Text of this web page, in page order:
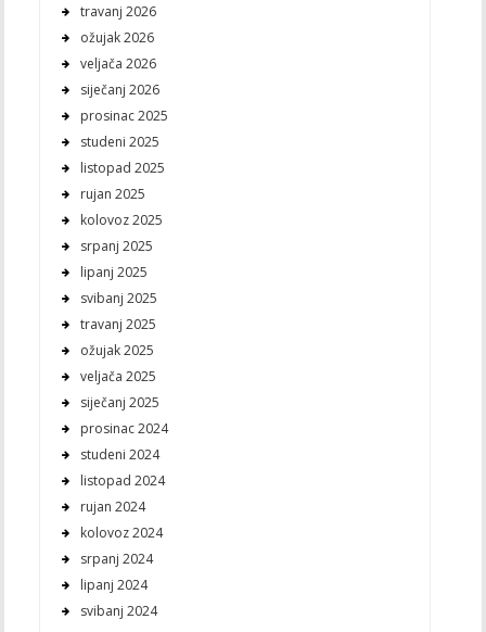
travanj 2026
ožujak 2026
veljača 2026
siječanj 2026
prosinac 2025
studeni 2025
listopad 2025
rujan 2025
kolovoz 2025
srpanj 2025
lipanj 2025
svibanj 2025
travanj 2025
ožujak 2025
veljača 2025
siječanj 2025
prosinac 2024
studeni 2024
listopad 2024
rujan 2024
kolovoz 2024
srpanj 2024
lipanj 2024
svibanj 2024